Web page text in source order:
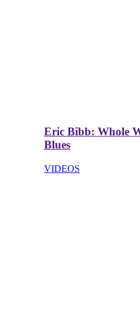
Eric Bibb: Whole
Blues
VIDEOS